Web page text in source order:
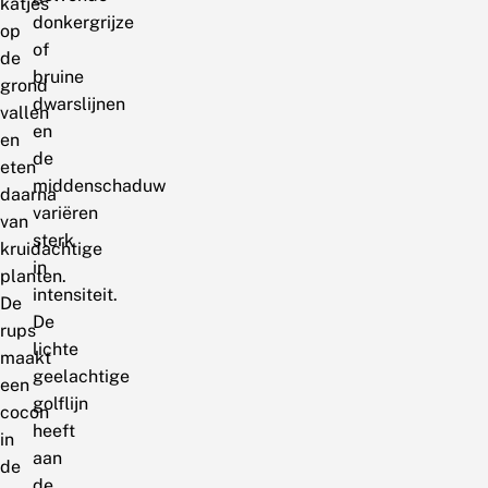
op
de
grond
vallen
en
eten
daarna
van
kruidachtige
planten.
De
rups
maakt
een
cocon
in
de
donkergrijze
of
bruine
dwarslijnen
en
de
middenschaduw
variëren
sterk
in
intensiteit.
De
lichte
geelachtige
golflijn
heeft
aan